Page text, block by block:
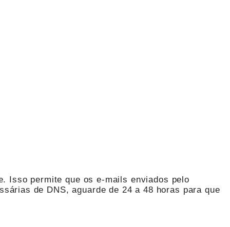
Isso permite que os e-mails enviados pelo
de DNS, aguarde de 24 a 48 horas para que